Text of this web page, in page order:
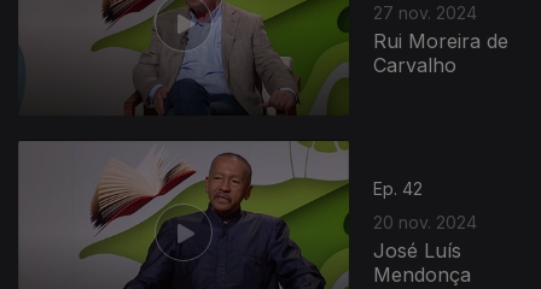
27 nov. 2024
Rui Moreira de
Carvalho
Ep. 42
20 nov. 2024
José Luís
Mendonça